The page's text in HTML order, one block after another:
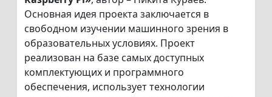
Основная идея проекта заключается в
свободном изучении машинного зрения в
образовательных условиях. Проект
реализован на базе самых доступных
комплектующих и программного
обеспечения, использует технологии